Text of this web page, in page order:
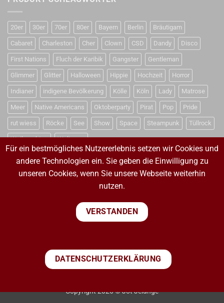
20er 30er 70er 80er Bayern Berlin Bräutigam
Cabaret Charleston Cher Clown CSD Dandy Disco
First Nations Fluch der Karibik Gangster Gentleman
Glimmer Glitter Halloween Hippie Hochzeit Horror
Indianer indigene Bevölkerung Kölle Köln Lady Matrose
Meer Native Americans Oktoberparty Pirat Pop Pride
rut wiess Röcke See Show Space Steampunk Tüllrock
Weihnachten Weltraum
VERTRAG WIDERRUFEN
VERTRAG WIDERRUFEN
PayPal Visa MasterCard
Sepa
IMPRESSUM WIDERRUFSBELEHRUNG
AGB
Copyright 2026 © Jot Jelunge
Für ein bestmögliches Nutzererlebnis setzen wir Cookies und
andere Technologien ein. Sie geben die Einwilligung zu
unseren Cookies, wenn Sie unsere Webseite weiterhin
nutzen.
VERSTANDEN
DATENSCHUTZERKLÄRUNG